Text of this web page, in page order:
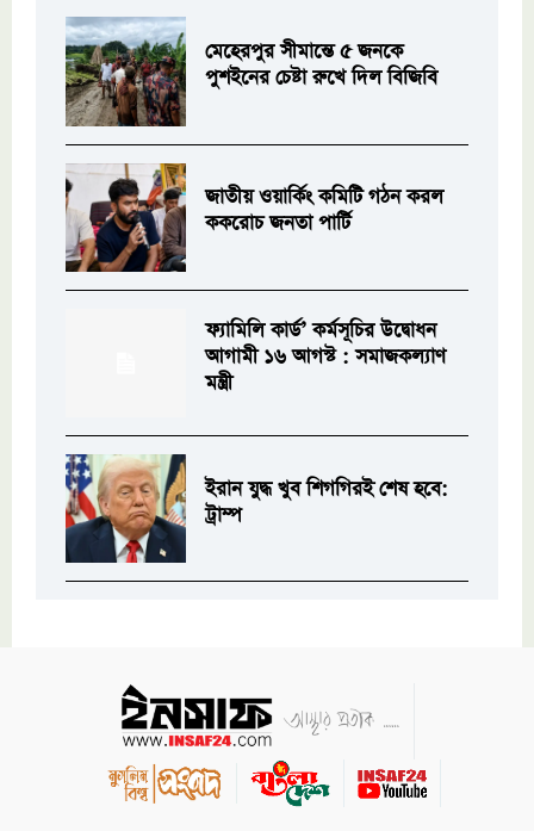
মেহেরপুর সীমান্তে ৫ জনকে
পুশইনের চেষ্টা রুখে দিল বিজিবি
জাতীয় ওয়ার্কিং কমিটি গঠন করল
ককরোচ জনতা পার্টি
ফ্যামিলি কার্ড’ কর্মসূচির উদ্বোধন
আগামী ১৬ আগস্ট : সমাজকল্যাণ
মন্ত্রী
ইরান যুদ্ধ খুব শিগগিরই শেষ হবে:
ট্রাম্প